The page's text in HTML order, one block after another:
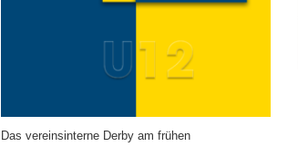
Das vereinsinterne Derby am frühen